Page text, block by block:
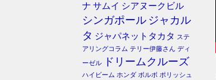
ナ サムイ シアヌークビル
シンガポール ジャカル
タ ジャパネットタカタ ステ
アリングコラム テリー伊藤さん ディ
ーゼル
ドリームクルーズ
ハイビーム ホンダ ボルボ ポリッシュ